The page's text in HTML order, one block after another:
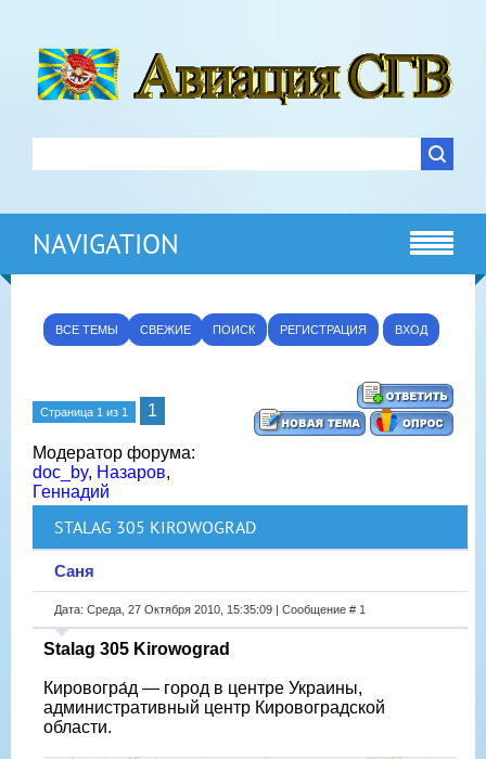
NAVIGATION
ВСЕ ТЕМЫ СВЕЖИЕ ПОИСК РЕГИСТРАЦИЯ ВХОД
Страница 1 из 1 1
Модератор форума:
doc_by, Назаров,
Геннадий
STALAG 305 KIROWOGRAD
Саня
Дата: Среда, 27 Октября 2010, 15:35:09 | Сообщение # 1
Stalag 305 Kirowograd
Кировогра́д — город в центре Украины,
административный центр Кировоградской
области.